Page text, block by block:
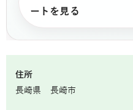
ートを見る
住所
長崎県 長崎市